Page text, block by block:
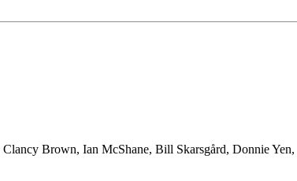
Brown, Ian McShane, Bill Skarsgård, Donnie